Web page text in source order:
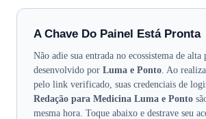
A Chave Do Painel Está Pronta
Não adie sua entrada no ecossistema de alta
desenvolvido por Luma e Ponto . Ao
pelo link verificado, suas credenciais de
Redação para Medicina Luma e Ponto
mesma hora. Toque abaixo e destrave seu